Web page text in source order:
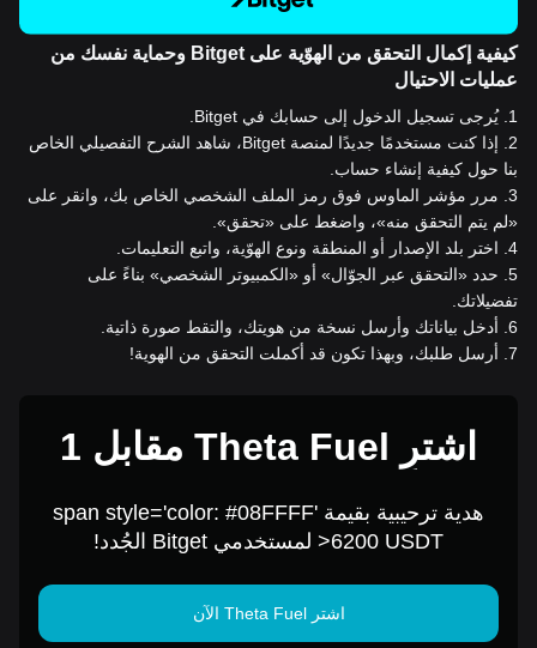
كيفية إكمال التحقق من الهوّية على Bitget وحماية نفسك من
عمليات الاحتيال
1
.يُرجى تسجيل الدخول إلى حسابك في Bitget.
2
إذا كنت مستخدمًا جديدًا لمنصة Bitget، شاهد الشرح التفصيلي الخاص
بنا حول كيفية إنشاء حساب.
3 مرر مؤشر الماوس فوق رمز الملف الشخصي الخاص بك، وانقر على
«لم يتم التحقق منه»، واضغط على «تحقق».
4 اختر بلد الإصدار أو المنطقة ونوع الهوّية، واتبع التعليمات.
5 حدد «التحقق عبر الجوّال» أو «الكمبيوتر الشخصي» بناءً على
تفضيلاتك.
6 أدخل بياناتك وأرسل نسخة من هويتك، والتقط صورة ذاتية.
7 أرسل طلبك، وبهذا تكون قد أكملت التحقق من الهوية!
اشترِ Theta Fuel مقابل 1
هدية ترحيبية بقيمة span style='color: #08FFFF'
>6200 USDT لمستخدمي Bitget الجُدد!
اشتر Theta Fuel الآن